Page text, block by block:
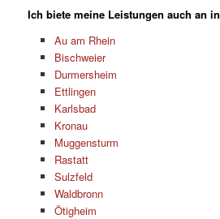
Ich biete meine Leistungen auch an in
Au am Rhein
Bischweier
Durmersheim
Ettlingen
Karlsbad
Kronau
Muggensturm
Rastatt
Sulzfeld
Waldbronn
Ötigheim